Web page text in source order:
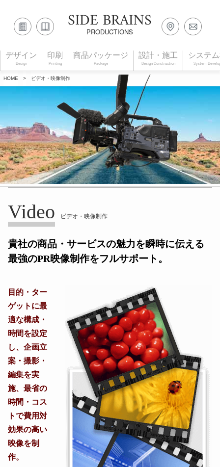
SIDE BRAINS
PRODUCTIONS
デザイン
Design
印刷
Printing
商品パッケージ
Package
設計・施工
Design Construction
システ
System
HOME > ビデオ・映像制作
Video ビデオ・映像制作
貴社の商品・サービスの魅力を瞬時に伝える
最強のPR映像制作をフルサポート。
目的・ター
ゲットに最
適な構成・
時間を設定
し、企画立
案・撮影・
編集を実
施、最省の
時間・コス
トで費用対
効果の高い
映像を制
作。